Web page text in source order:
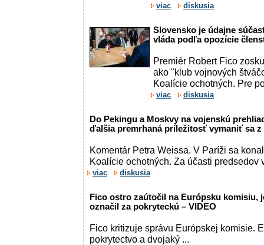
viac diskusia
Slovensko je údajne
vláda podľa opozície
Premiér Robert Fico
ako "klub vojnových
Koalície ochotných. Pre
viac diskusia
Do Pekingu a Moskvy na vojenskú
ďalšia premrhaná príležitosť vymaniť sa z
Komentár Petra Weissa. V Paríži sa
Koalície ochotných. Za účasti predsedov
viac diskusia
Fico ostro zaútočil na Európsku komisiu,
označil za pokryteckú – VIDEO
Fico kritizuje správu Európskej komisie.
pokrytectvo a dvojaký ...